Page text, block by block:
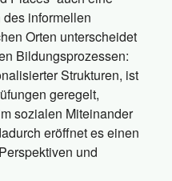
informellen
Orten unterscheidet
Bildungsprozessen:
Strukturen, ist
geregelt,
sozialen Miteinander
eröffnet es einen
und